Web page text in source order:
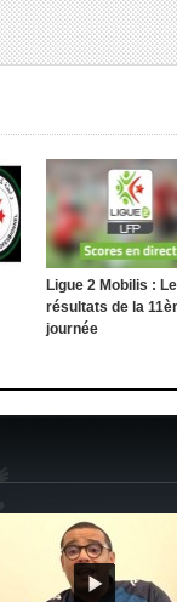
Ligue 2 Mobilis :
résultats de la
journée